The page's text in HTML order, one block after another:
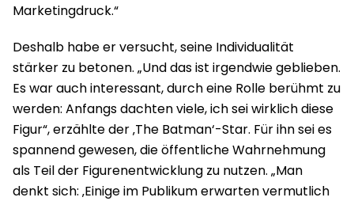
Marketingdruck.“
Deshalb habe er versucht, seine Individualität
stärker zu betonen. „Und das ist irgendwie geblieben.
Es war auch interessant, durch eine Rolle berühmt zu
werden: Anfangs dachten viele, ich sei wirklich diese
Figur“, erzählte der ‚The Batman‘-Star. Für ihn sei es
spannend gewesen, die öffentliche Wahrnehmung
als Teil der Figurenentwicklung zu nutzen. „Man
denkt sich: ‚Einige im Publikum erwarten vermutlich